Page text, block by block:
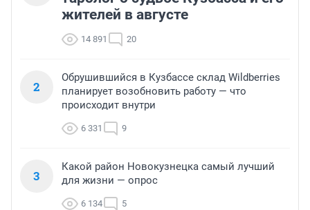
жителей в августе
14 891 20
2
Обрушившийся в Кузбассе склад Wildberries
планирует возобновить работу — что
происходит внутри
6 331 9
3
Какой район Новокузнецка самый лучший
для жизни — опрос
6 134 5